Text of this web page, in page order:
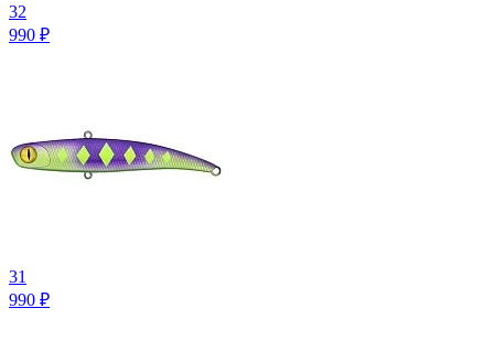
32
990 ₽
31
990 ₽